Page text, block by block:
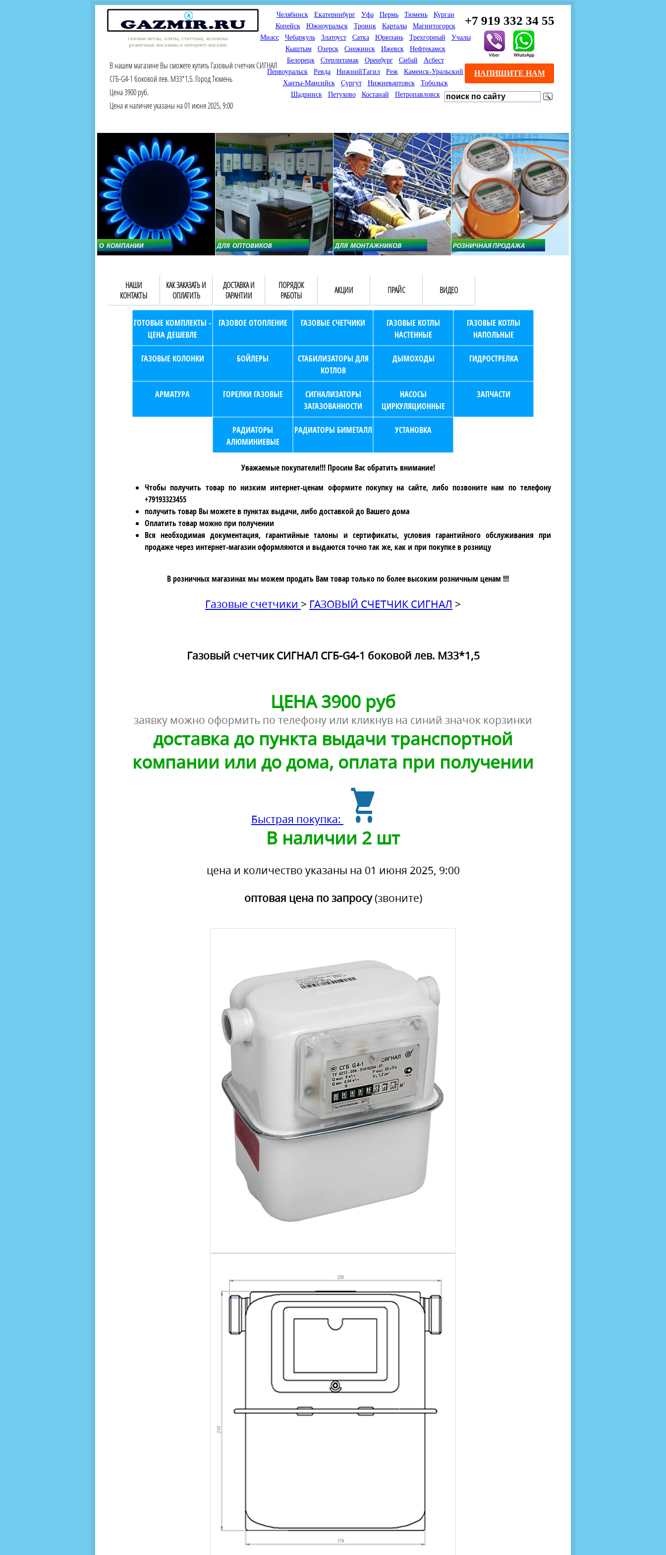
газовые котлы, плиты, счетчики, колоноки
розничные магазины и интернет-магазин
+7 919 332 34 55
Челябинск Екатеринбург Уфа Пермь Тюмень
Курган
Копейск
Южноуральск Троицк Карталы
Магнитогорск
Миасс
Чебаркуль Златоуст Сатка Юрюзань Трехгорный
Учалы
Кыштым
Озерск Снежинск Ижевск
Нефтекамск
Белорецк
Стерлитамак Оренбург Сибай
Асбест
Первоуральск
Ревда НижнийТагил Реж
Каменск-Уральский
Ханты-Мансийск
Сургут Нижневартовск
Тобольск
Шадринск
Петухово Костанай Петропавловск
В нашем магазине Вы сможете купить Газовый счетчик СИГНАЛ
СГБ-G4-1 боковой лев. М33*1,5. Город Тюмень
Цена 3900 руб.
Цена и наличие указаны на 01 июня 2025, 9:00
НАПИШИТЕ НАМ
Мы продаем газовые котлы
для отопления,
водонагреватели, счетчики
газа с доставкой по городам
России и Казахстана
Мы специализируемся на
снабжении магазинов
газового оборудования.
Предлагаем полный
ассортимент товара для
открытия магазина газового
оборудования в Вашем
городе. Мы знаем что будет
продаваться.
Предлагаем взаимовыгодное
сотрудничество
монтажникам газового
оборудования. Если Вы
занимаетесь установкой
газового оборудования, мы
предлагаем Вам оптовые
цены и документарное
сопровождение Ваших
продаж (берем всю
бухгалтерию "на себя")
НАШИ
КОНТАКТЫ
КАК ЗАКАЗАТЬ И
ОПЛАТИТЬ
ДОСТАВКА И
ГАРАНТИИ
ПОРЯДОК
РАБОТЫ
АКЦИИ ПРАЙС ВИДЕО
ГОТОВЫЕ КОМПЛЕКТЫ -
ЦЕНА ДЕШЕВЛЕ
ГАЗОВОЕ ОТОПЛЕНИЕ ГАЗОВЫЕ СЧЕТЧИКИ
ГАЗОВЫЕ КОТЛЫ
НАСТЕННЫЕ
ГАЗОВЫЕ КОТЛЫ
НАПОЛЬНЫЕ
ГАЗОВЫЕ КОЛОНКИ БОЙЛЕРЫ
СТАБИЛИЗАТОРЫ ДЛЯ
КОТЛОВ
ДЫМОХОДЫ ГИДРОСТРЕЛКА
АРМАТУРА ГОРЕЛКИ ГАЗОВЫЕ
СИГНАЛИЗАТОРЫ
ЗАГАЗОВАННОСТИ
НАСОСЫ
ЦИРКУЛЯЦИОННЫЕ
ЗАПЧАСТИ
РАДИАТОРЫ
АЛЮМИНИЕВЫЕ
РАДИАТОРЫ БИМЕТАЛЛ УСТАНОВКА
Уважаемые покупатели!!! Просим Вас обратить внимание!
Чтобы получить товар по низким интернет-ценам оформите покупку на сайте, либо позвоните нам по телефону
+79193323455
получить товар Вы можете в пунктах выдачи, либо доставкой до Вашего дома
Оплатить товар можно при получении
Вся необходимая документация, гарантийные талоны и сертификаты, условия гарантийного обслуживания при
продаже через интернет-магазин оформляются и выдаются точно так же, как и при покупке в розницу
В розничных магазинах мы можем продать Вам товар только по более высоким розничным ценам !!!
Газовые счетчики > ГАЗОВЫЙ СЧЕТЧИК СИГНАЛ >
Газовый счетчик СИГНАЛ СГБ-G4-1 боковой лев. М33*1,5
ЦЕНА 3900 руб
заявку можно оформить по телефону или кликнув на синий значок корзинки
доставка до пункта выдачи транспортной
компании или до дома, оплата при получении
Быстрая покупка:
В наличии 2 шт
цена и количество указаны на 01 июня 2025, 9:00
оптовая цена по запросу(звоните)